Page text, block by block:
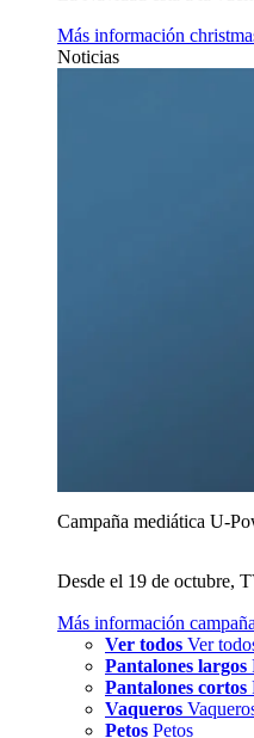
Más información
Noticias
Campaña mediática
Desde el 19 de octubre,
Más información
Ver todos Ver
Pantalones largos
Pantalones cortos
Vaqueros
Petos Petos